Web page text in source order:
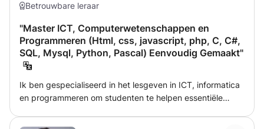
zoekt Wat kun je verwachten? • Persoonlijke begeleiding
• Uitleg op jouw tempo • Praktische opdrachten • Focus
op begrip in plaats van snelheid Geen vaste
standaardcursus, maar gerichte begeleiding afgestemd
Betrouwbare leraar
"Master ICT, Computerwetenschappen en
Programmeren (Html, css, javascript, php, C, C#,
SQL, Mysql, Python, Pascal) Eenvoudig Gemaakt"
Ik ben gespecialiseerd in het lesgeven in ICT, informatica
en programmeren om studenten te helpen essentiële